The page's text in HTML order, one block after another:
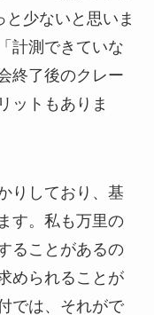
少ないと思いま
計測できていな
終了後のクレー
ットもありま
りしており、基
す。私も万里の
ることがあるの
められることが
では、それがで